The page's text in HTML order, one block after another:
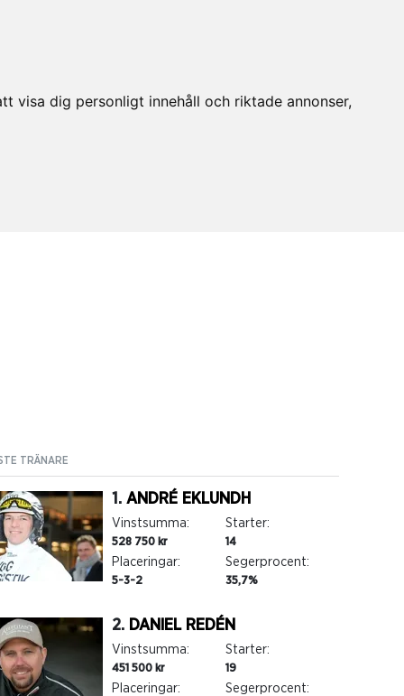
visa dig personligt innehåll och riktade annonser,
TRÄNARE
1. ANDRÉ EKLUNDH
Vinstsumma:
528 750 kr
Starter:
14
Placeringar:
5-3-2
Segerprocent:
35,7%
2. DANIEL REDÉN
Vinstsumma:
451 500 kr
Starter:
19
Placeringar: Segerprocent: